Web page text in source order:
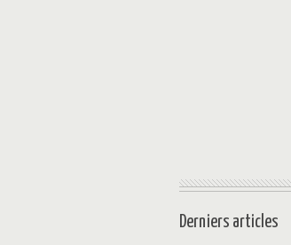
Derniers articles